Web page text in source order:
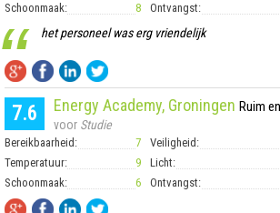
Schoonmaak:
8 Ontvangst:
“ het personeel was erg vriendelijk
7.6 Energy Academy, Groningen Ruim
voor Studie
Bereikbaarheid: 7 Veiligheid:
Temperatuur:
9 Licht:
Schoonmaak:
6 Ontvangst: